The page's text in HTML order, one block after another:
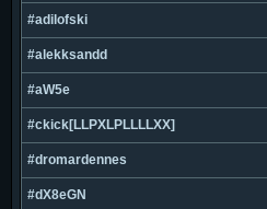
#adilofski
#alekksandd
#aW5e
#ckick[LLPXLPLLLLXX]
#dromardennes
#dX8eGN